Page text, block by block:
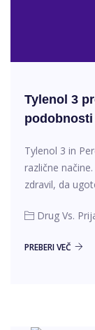
Tylenol 3
Tylenol 3 in
različne
zdravil, da
Drug Vs.
PREBERI VEČ